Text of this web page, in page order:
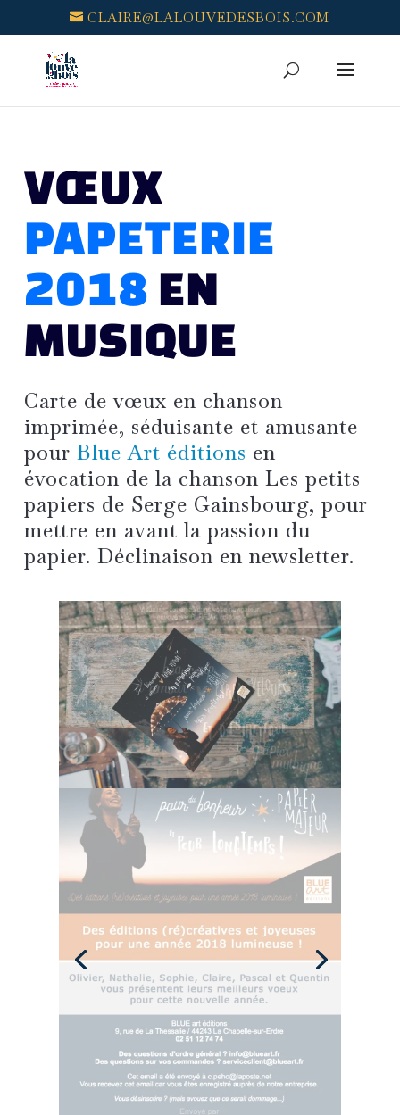
CLAIRE@LALOUVEDESBOIS.COM
VŒUX
PAPETERIE
2018 EN
MUSIQUE
Carte devœux en chanson
imprimée, séduisante et amusante
pour Blue Art éditions en
évocation de la chanson Les petits
papiers de Serge Gainsbourg, pour
mettre en avant la passion du
papier. Déclinaison en newsletter.